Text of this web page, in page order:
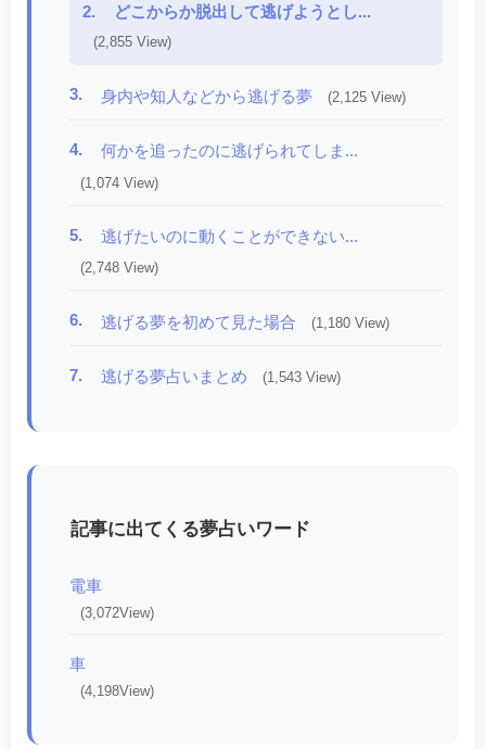
2. どこからか脱出して逃げようとし...
(2,855 View)
3. 身内や知人などから逃げる夢 (2,125 View)
4. 何かを追ったのに逃げられてしま...
(1,074 View)
5. 逃げたいのに動くことができない...
(2,748 View)
6. 逃げる夢を初めて見た場合 (1,180 View)
7. 逃げる夢占いまとめ (1,543 View)
記事に出てくる夢占いワード
電車
(3,072View)
車
(4,198View)